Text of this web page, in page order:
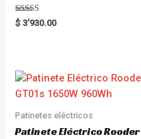
Rated
5.00
$ 3'930.00
Patinetes eléctricos
Patinete Eléctrico Rooder